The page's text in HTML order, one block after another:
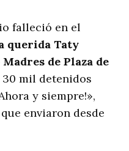
falleció en el
querida Taty
de Plaza de
30 mil detenidos
y siempre!»,
enviaron desde